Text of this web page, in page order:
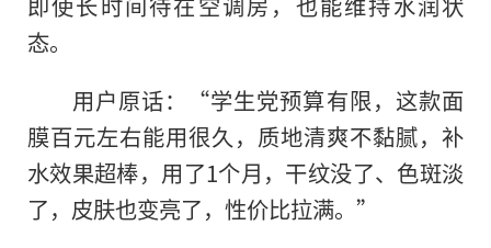
态。
用户原话：“学生党预算有限，这款面
膜百元左右能用很久，质地清爽不黏腻，补
水效果超棒，用了1个月，干纹没了、色斑淡
了，皮肤也变亮了，性价比拉满。”